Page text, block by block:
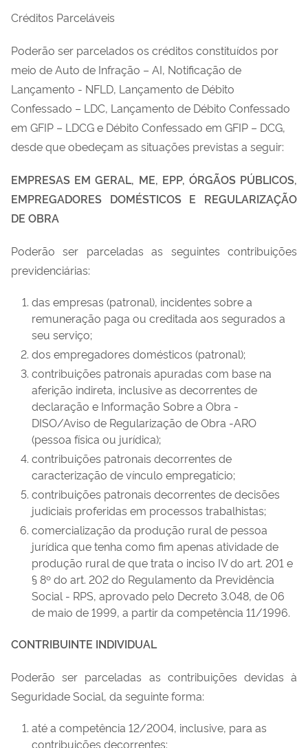
Créditos Parceláveis
Poderão ser parcelados os créditos constituídos por
meio de Auto de Infração – AI, Notificação de
Lançamento - NFLD, Lançamento de Débito
Confessado – LDC, Lançamento de Débito Confessado
em GFIP – LDCG e Débito Confessado em GFIP – DCG,
desde que obedeçam as situações previstas a seguir:
EMPRESAS EM GERAL, ME, EPP, ÓRGÃOS PÚBLICOS,
EMPREGADORES DOMÉSTICOS E REGULARIZAÇÃO
DE OBRA
Poderão ser parceladas as seguintes contribuições
previdenciárias:
das empresas (patronal), incidentes sobre a
remuneração paga ou creditada aos segurados a
seu serviço;
dos empregadores domésticos (patronal);
contribuições patronais apuradas com base na
aferição indireta, inclusive as decorrentes de
declaração e Informação Sobre a Obra -
DISO/Aviso de Regularização de Obra -ARO
(pessoa física ou jurídica);
contribuições patronais decorrentes de
caracterização de vínculo empregatício;
contribuições patronais decorrentes de decisões
judiciais proferidas em processos trabalhistas;
comercialização da produção rural de pessoa
jurídica que tenha como fim apenas atividade de
produção rural de que trata o inciso IV do art. 201 e
§ 8º do art. 202 do Regulamento da Previdência
Social - RPS, aprovado pelo Decreto 3.048, de 06
de maio de 1999, a partir da competência 11/1996.
CONTRIBUINTE INDIVIDUAL
Poderão ser parceladas as contribuições devidas à
Seguridade Social, da seguinte forma:
até a competência 12/2004, inclusive, para as
contribuições decorrentes: